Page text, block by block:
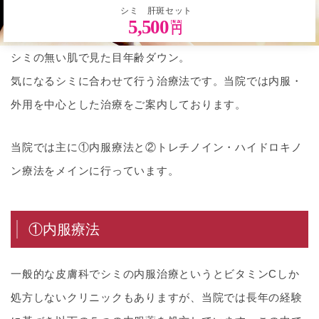
シミ 肝斑セット
5,500 円
シミの無い肌で見た目年齢ダウン。
気になるシミに合わせて行う治療法です。当院では内服・
外用を中心とした治療をご案内しております。
当院では主に①内服療法と②トレチノイン・ハイドロキノ
ン療法をメインに行っています。
①内服療法
一般的な皮膚科でシミの内服治療というとビタミンCしか
処方しないクリニックもありますが、当院では長年の経験